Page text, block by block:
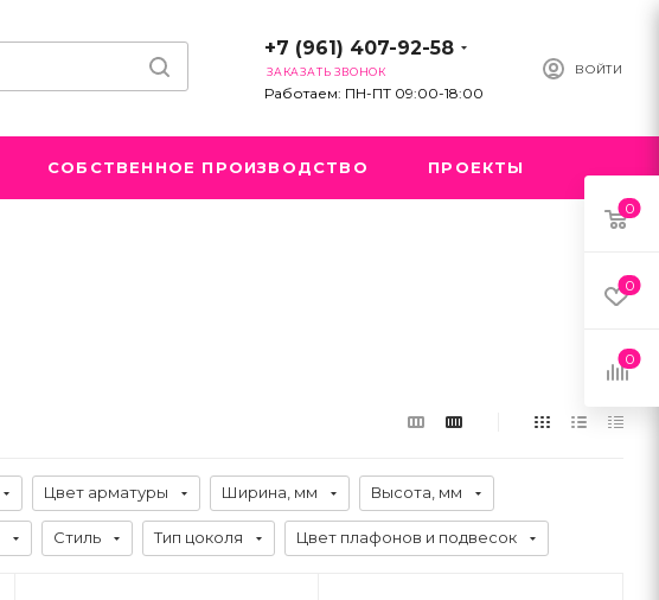
ВОЙТИ
+7 (961) 407-92-58
ЗАКАЗАТЬ ЗВОНОК
Работаем: ПН-ПТ 09:00-18:00
СОБСТВЕННОЕ ПРОИЗВОДСТВО ПРОЕКТЫ
Цвет арматуры Ширина, мм Высота, мм
Стиль Тип цоколя Цвет плафонов и подвесок
0
0
0